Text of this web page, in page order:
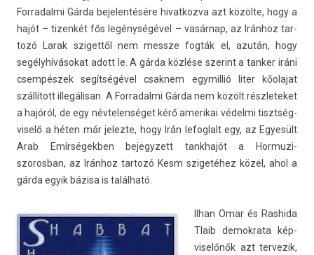
For­radal­mi Gárda be­jelen­tésére hivat­kozva azt közölte, hogy a
hajót – tizen­két fős legénységével – vasárnap, az Iránhoz tar­
tozó Larak sziget­től nem messze fogták el, azután, hogy
segélyhívásokat adott le. A gárda közlése szerint a tank­er iráni
csempészek segítségével csak­nem egymil­lió liter kőolajat
szállított illegálisan. A For­radal­mi Gárda nem közölt részleteket
a hajóról, de egy név­telen­séget kérő amerikai védelmi tisztség­
viselő a héten már jelez­te, hogy Irán lefog­lalt egy, az Egyesült
Arab Em­ír­ségekb­en be­jegyzett tankhajót a Hormuzi-
szorosban, az Iránhoz tar­tozó Kesm szigetéhez közel, ahol a
gárda egyik bázisa is található.
Ilhan Omar és Ras­hida
Tlaib de­mok­rata kép­
viselőnők azt ter­vezik,